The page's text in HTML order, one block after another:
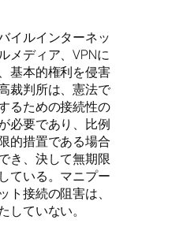
イルインターネッ
メディア、VPNに
基本的権利を侵害
裁判所は、憲法で
るための接続性の
必要であり、比例
的措置である場合
き、決して無期限
ている。マニプー
ト接続の阻害は、
していない。